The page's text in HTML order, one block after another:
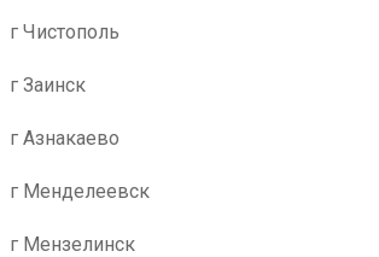
г Чистополь
г Заинск
г Азнакаево
г Менделеевск
г Мензелинск